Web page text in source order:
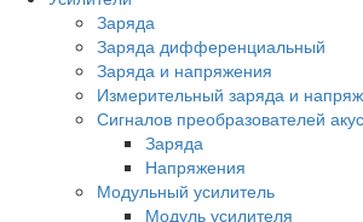
Заряда
Заряда дифференциальный
Заряда и напряжения
Измерительный заряда и
Сигналов преобразователей
Заряда
Напряжения
Модульный усилитель
Модуль усилителя